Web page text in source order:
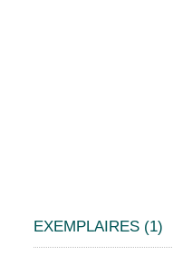
EXEMPLAIRES (1)